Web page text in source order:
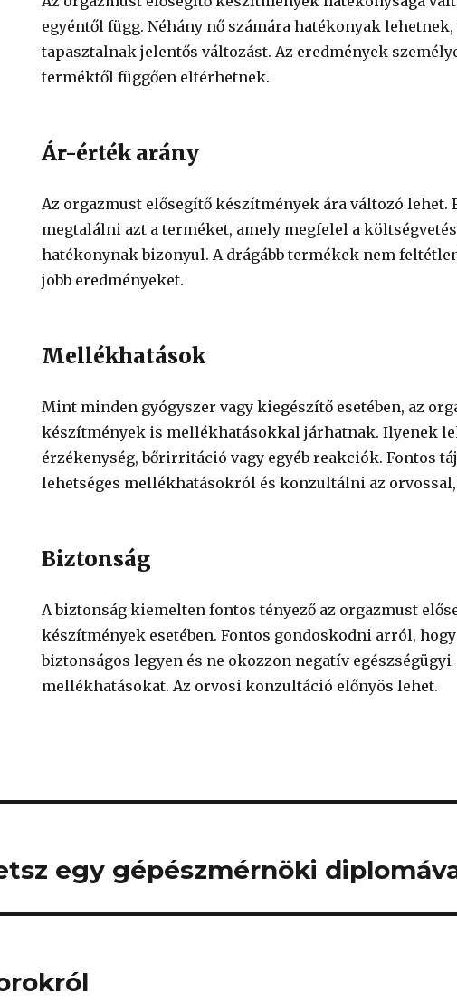
egyéntől függ. Néhány nő számára hatékonyak
tapasztalnak jelentős változást. Az eredmények
terméktől függően eltérhetnek.
Ár-érték arány
Az orgazmust elősegítő készítmények ára változó lehet.
megtalálni azt a terméket, amely megfelel a
hatékonynak bizonyul. A drágább termékek nem
jobb eredményeket.
Mellékhatások
Mint minden gyógyszer vagy kiegészítő esetében, az
készítmények is mellékhatásokkal járhatnak. Ilyenek
érzékenység, bőrirritáció vagy egyéb reakciók. Fontos
lehetséges mellékhatásokról és konzultálni az orvossal,
Biztonság
A biztonság kiemelten fontos tényező az orgazmust
készítmények esetében. Fontos gondoskodni arról,
biztonságos legyen és ne okozzon negatív egészségügyi
mellékhatásokat. Az orvosi konzultáció előnyös lehet.
egy gépészmérnöki